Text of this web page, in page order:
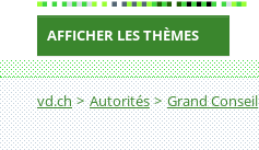
AFFICHER LES THÈMES
Fil d'Ariane
vd.ch Autorités Grand Conseil